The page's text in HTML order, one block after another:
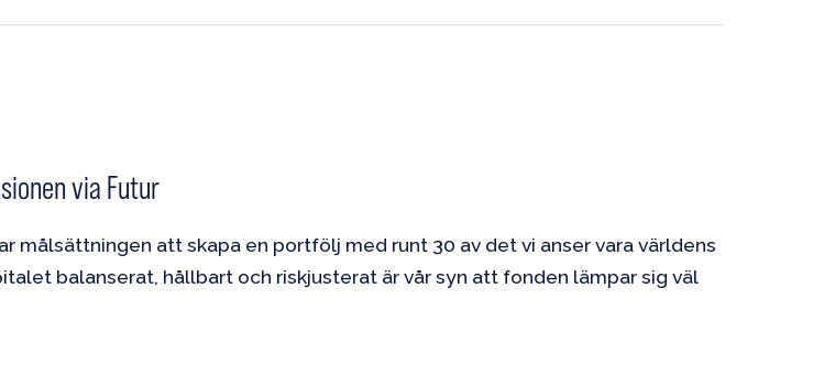
via Futur
målsättningen att skapa en portfölj med runt 30 av det vi anser vara världens
balanserat, hållbart och riskjusterat är vår syn att fonden lämpar sig väl